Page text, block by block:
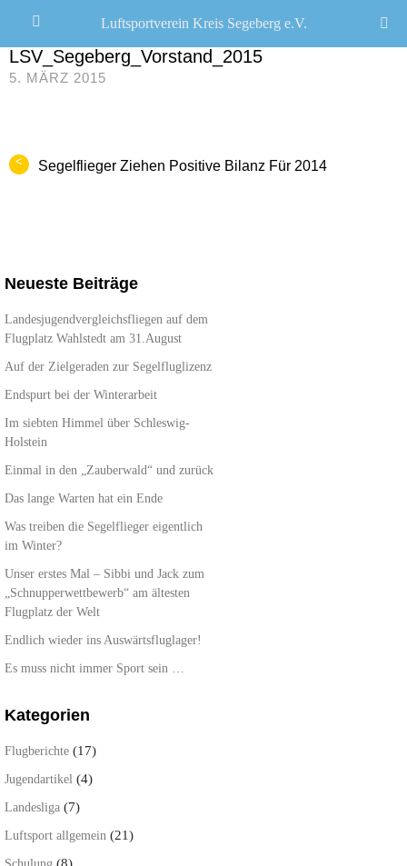
ULLRICH S. SCHWARZ
LSV_Segeberg_Vorstand_2015
5. MÄRZ 2015
< Segelflieger Ziehen Positive Bilanz Für 2014
Neueste Beiträge
Landesjugendvergleichsfliegen auf dem
Flugplatz Wahlstedt am 31.August
Auf der Zielgeraden zur Segelfluglizenz
Endspurt bei der Winterarbeit
Im siebten Himmel über Schleswig-
Holstein
Einmal in den „Zauberwald“ und zurück
Das lange Warten hat ein Ende
Was treiben die Segelflieger eigentlich
im Winter?
Unser erstes Mal – Sibbi und Jack zum
„Schnupperwettbewerb“ am ältesten
Flugplatz der Welt
Endlich wieder ins Auswärtsfluglager!
Es muss nicht immer Sport sein …
Kategorien
Flugberichte (17)
Jugendartikel (4)
Landesliga (7)
Luftsport allgemein (21)
(8)
Luftsportverein Kreis Segeberg e.V.